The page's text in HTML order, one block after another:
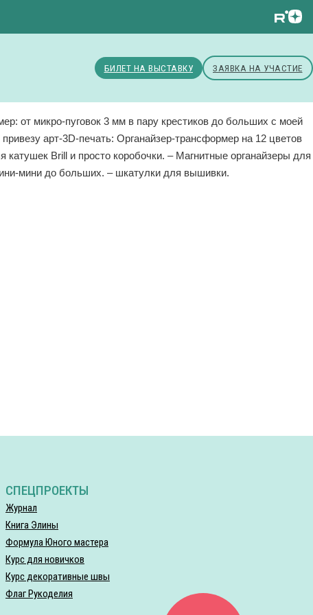
БИЛЕТ НА ВЫСТАВКУ ЗАЯВКА НА УЧАСТИЕ
от микро-пуговок 3 мм в пару крестиков до больших с моей
арт-3D-печать: Органайзер-трансформер на 12 цветов
Brill и просто коробочки. – Магнитные органайзеры для
мини до больших. – шкатулки для вышивки.
СПЕЦПРОЕКТЫ
Журнал
Книга Элины
Формула Юного мастера
Курс для новичков
Курс декоративные швы
Флаг Рукоделия